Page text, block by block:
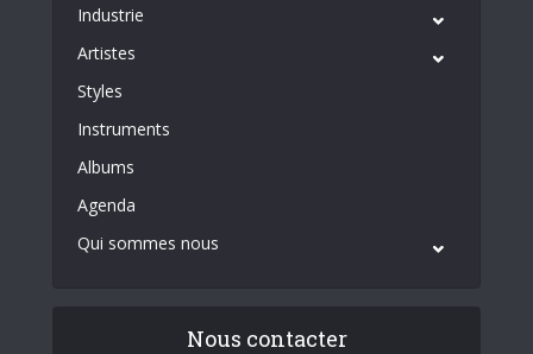
Industrie
Artistes
Styles
Instruments
Albums
Agenda
Qui sommes nous
Nous contacter